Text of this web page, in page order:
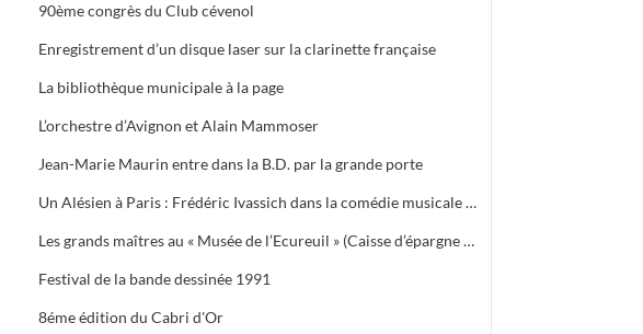
90ème congrès du Club cévenol
Enregistrement d’un disque laser sur la clarinette française
La bibliothèque municipale à la page
L’orchestre d’Avignon et Alain Mammoser
Jean-Marie Maurin entre dans la B.D. par la grande porte
Un Alésien à Paris : Frédéric Ivassich dans la comédie musicale « 42nd street » au théâtre du Châtelet
Les grands maîtres au « Musée de l’Ecureuil » (Caisse d’épargne d’Alès).
Festival de la bande dessinée 1991
8éme édition du Cabri d'Or